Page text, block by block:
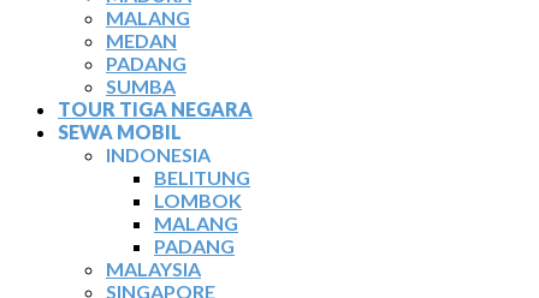
MALANG
MEDAN
PADANG
SUMBA
TOUR TIGA NEGARA
SEWA MOBIL
INDONESIA
BELITUNG
LOMBOK
MALANG
PADANG
MALAYSIA
SINGAPORE